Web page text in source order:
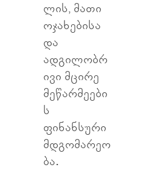
ლის, მათი
ოჯახებისა
და
ადგილობრ
ივი მცირე
მეწარმეები
ს
ფინანსური
მდგომარეო
ბა.